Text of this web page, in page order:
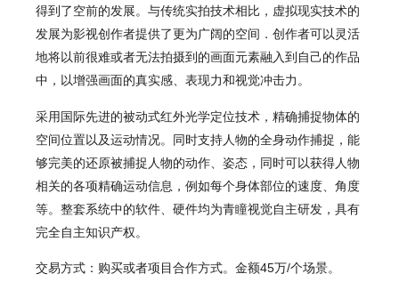
得到了空前的发展。与传统实拍技术相比，虚拟现实技术的
发展为影视创作者提供了更为广阔的空间．创作者可以灵活
地将以前很难或者无法拍摄到的画面元素融入到自己的作品
中，以增强画面的真实感、表现力和视觉冲击力。
采用国际先进的被动式红外光学定位技术，精确捕捉物体的
空间位置以及运动情况。同时支持人物的全身动作捕捉，能
够完美的还原被捕捉人物的动作、姿态，同时可以获得人物
相关的各项精确运动信息，例如每个身体部位的速度、角度
等。整套系统中的软件、硬件均为青瞳视觉自主研发，具有
完全自主知识产权。
交易方式：购买或者项目合作方式。金额45万/个场景。